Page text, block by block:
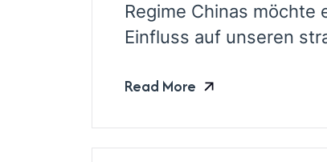
Regime Chinas
Einfluss auf unseren
Read More